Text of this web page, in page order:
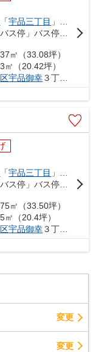
「宇品三丁目 」駅 徒歩2分
㎡（33.08坪）
㎡（20.42坪）
宇品御幸３丁目3-
「宇品三丁目 」駅 徒歩2分
㎡（33.50坪）
（20.4坪）
宇品御幸３丁目3-
変更
変更